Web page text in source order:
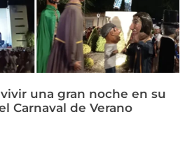
una gran noche en su
Carnaval de Verano